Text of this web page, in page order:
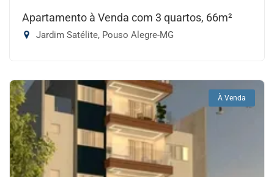
Apartamento à Venda com 3 quartos, 66m²
Jardim Satélite, Pouso Alegre-MG
À Venda